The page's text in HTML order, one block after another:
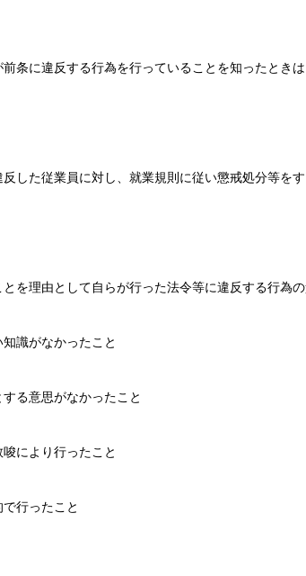
条に違反する行為を行っていることを知ったとき
した従業員に対し、就業規則に従い懲戒処分等をす
を理由として自らが行った法令等に違反する行為の
識がなかったこと
る意思がなかったこと
により行ったこと
行ったこと